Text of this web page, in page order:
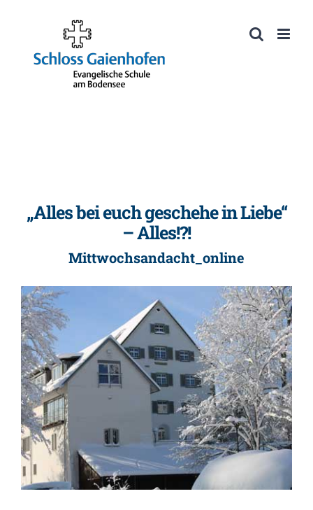
Werkzeugleiste öffnen
springen
„Alles bei euch geschehe in Liebe“
– Alles!?!
Mittwochsandacht_online